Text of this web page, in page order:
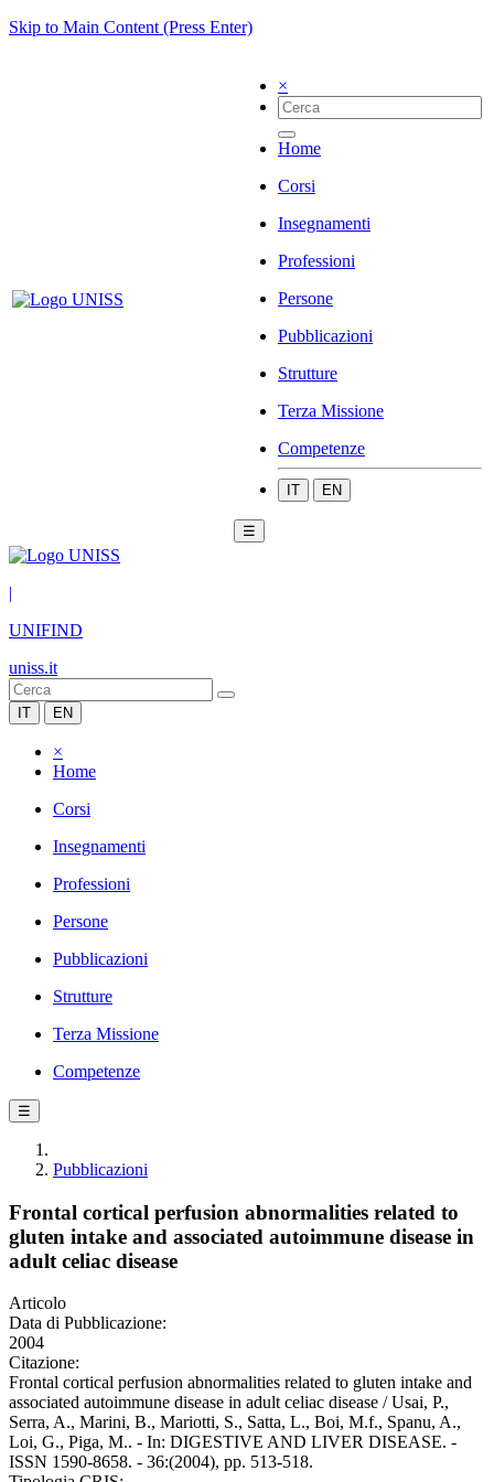
Skip to Main Content (Press Enter)
×
Home
Corsi
Insegnamenti
Professioni
Persone
Pubblicazioni
Strutture
Terza Missione
Competenze
IT EN
☰
|
UNIFIND
uniss.it
IT EN
×
Home
Corsi
Insegnamenti
Professioni
Persone
Pubblicazioni
Strutture
Terza Missione
Competenze
☰
Pubblicazioni
Frontal cortical perfusion abnormalities related to
gluten intake and associated autoimmune disease in
adult celiac disease
Articolo
Data di Pubblicazione:
2004
Citazione:
Frontal cortical perfusion abnormalities related to gluten intake and
associated autoimmune disease in adult celiac disease / Usai, P.,
Serra, A., Marini, B., Mariotti, S., Satta, L., Boi, M.f., Spanu, A.,
Loi, G., Piga, M.. - In: DIGESTIVE AND LIVER DISEASE. -
ISSN 1590-8658. - 36:(2004), pp. 513-518.